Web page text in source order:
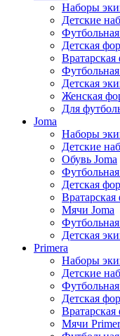
Наборы
Детские
Детская
Детская
Женская
Для
Joma
Наборы
Детские
Обувь Joma
Детская
Вратарская
Мячи Joma
Детская
Primera
Наборы
Детские
Детская
Мячи